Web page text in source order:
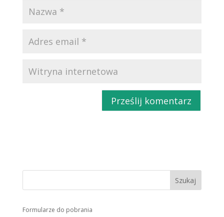
Formularze do pobrania